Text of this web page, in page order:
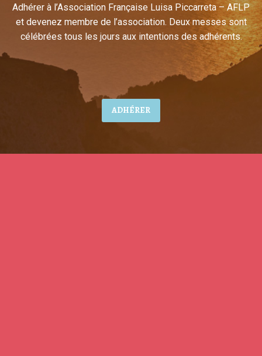
Adhérer à l’Association Française Luisa Piccarreta – AFLP
et devenez membre de l’association. Deux messes sont
célébrées tous les jours aux intentions des adhérents.
ADHÉRER